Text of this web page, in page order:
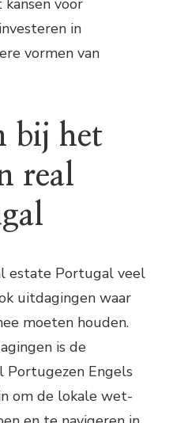
voor
in
vormen van
bij het
real
estate Portugal veel
uitdagingen waar
moeten houden.
is de
Portugezen Engels
om de lokale wet-